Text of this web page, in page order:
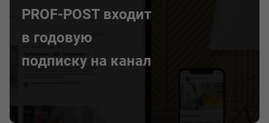
PROF-POST входит
в годовую
подписку на канал